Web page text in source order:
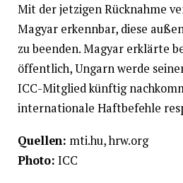
Mit der jetzigen Rücknahme
Magyar erkennbar, diese
zu beenden. Magyar erklärte
öffentlich, Ungarn werde
ICC-Mitglied künftig
internationale Haftbefehle
Quellen: mti.hu, hrw.org
Photo: ICC